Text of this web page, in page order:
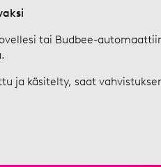
tai Budbee-
ja käsitelty, saat